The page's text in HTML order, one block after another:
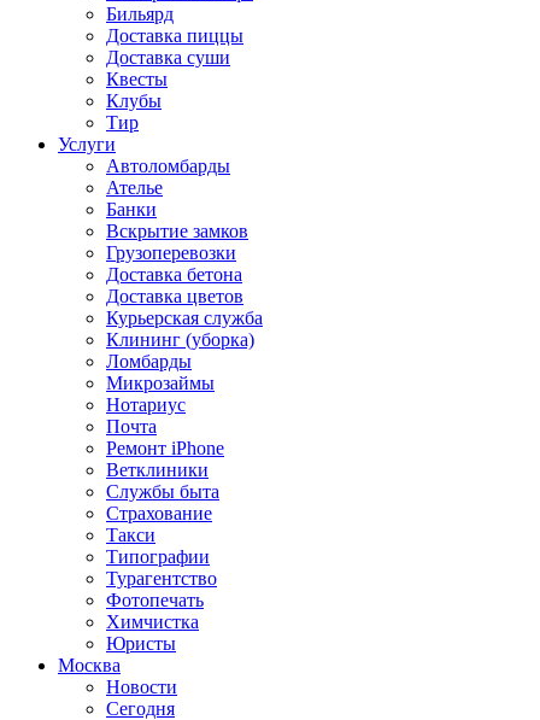
Бильярд
Доставка пиццы
Доставка суши
Квесты
Клубы
Тир
Услуги
Автоломбарды
Ателье
Банки
Вскрытие замков
Грузоперевозки
Доставка бетона
Доставка цветов
Курьерская служба
Клининг (уборка)
Ломбарды
Микрозаймы
Нотариус
Почта
Ремонт iPhone
Ветклиники
Службы быта
Страхование
Такси
Типографии
Турагентство
Фотопечать
Химчистка
Юристы
Москва
Новости
Сегодня